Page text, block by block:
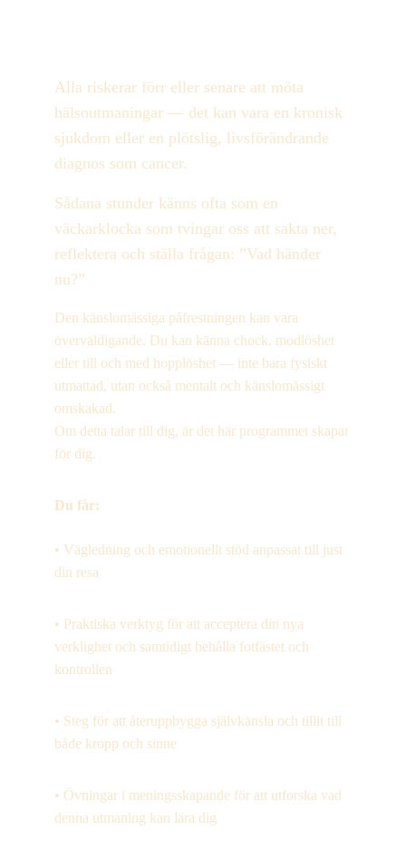
Alla riskerar förr eller senare att möta
hälsoutmaningar — det kan vara en kronisk
sjukdom eller en plötslig, livsförändrande
diagnos som cancer.
Sådana stunder känns ofta som en
väckarklocka som tvingar oss att sakta ner,
reflektera och ställa frågan: ”Vad händer
nu?”
Den känslomässiga påfrestningen kan vara
överväldigande. Du kan känna chock, modlöshet
eller till och med hopplöshet — inte bara fysiskt
utmattad, utan också mentalt och känslomässigt
omskakad.
Om detta talar till dig, är det här programmet skapat
för dig.
Du får:
• Vägledning och emotionellt stöd anpassat till just
din resa
• Praktiska verktyg för att acceptera din nya
verklighet och samtidigt behålla fotfästet och
kontrollen
• Steg för att återuppbygga självkänsla och tillit till
både kropp och sinne
• Övningar i meningsskapande för att utforska vad
denna utmaning kan lära dig